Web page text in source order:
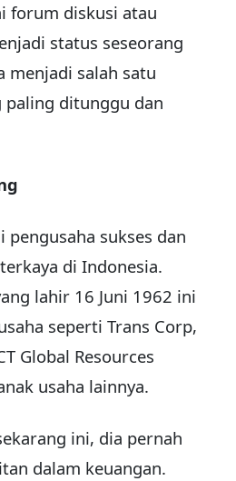
forum diskusi atau
status seseorang
menjadi salah satu
ditunggu dan
pengusaha sukses dan
di Indonesia.
lahir 16 Juni 1962 ini
seperti Trans Corp,
Global Resources
usaha lainnya.
ini, dia pernah
dalam keuangan.